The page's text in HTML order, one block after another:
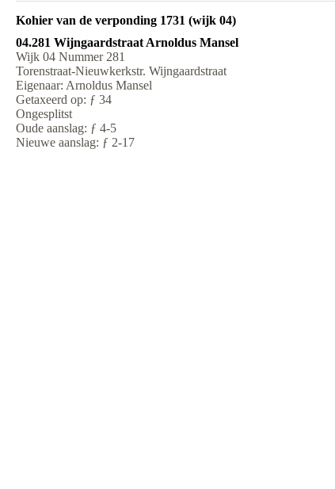
Kohier van de verponding 1731 (wijk 04)
04.281 Wijngaardstraat Arnoldus Mansel
Wijk 04 Nummer 281
Torenstraat-Nieuwkerkstr. Wijngaardstraat
Eigenaar: Arnoldus Mansel
Getaxeerd op: ƒ 34
Ongesplitst
Oude aanslag: ƒ 4-5
Nieuwe aanslag: ƒ 2-17